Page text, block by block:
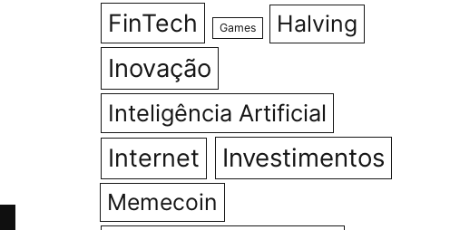
FinTech Games Halving
Inovação
Inteligência Artificial
Internet Investimentos
Memecoin